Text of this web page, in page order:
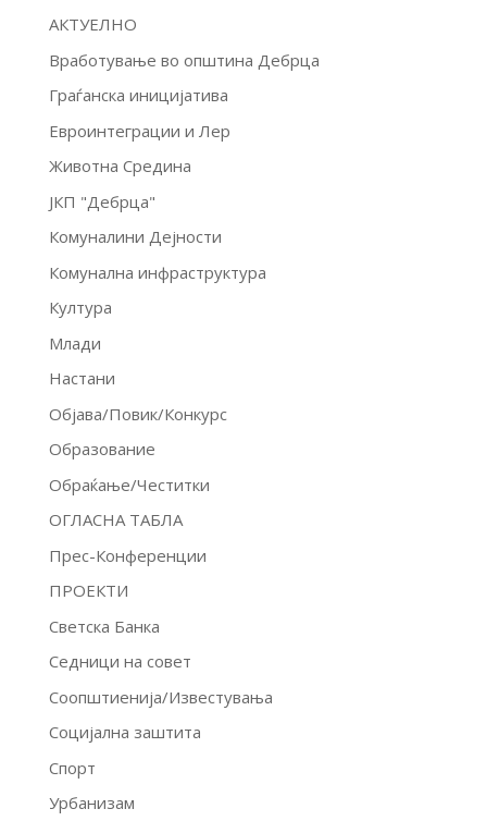
АКТУЕЛНО
Вработување во општина Дебрца
Граѓанска иницијатива
Евроинтеграции и Лер
Животна Средина
ЈКП "Дебрца"
Комуналини Дејности
Комунална инфраструктура
Култура
Млади
Настани
Објава/Повик/Конкурс
Образование
Обраќање/Честитки
ОГЛАСНА ТАБЛА
Прес-Конференции
ПРОЕКТИ
Светска Банка
Седници на совет
Соопштиенија/Известувања
Социјална заштита
Спорт
Урбанизам